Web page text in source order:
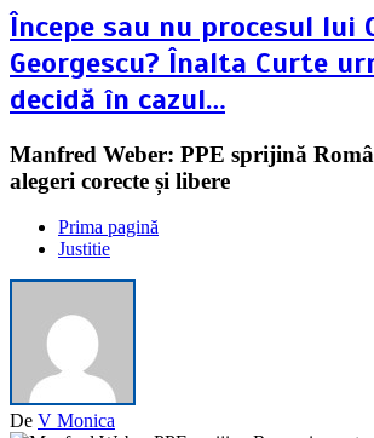
Începe sau nu procesul lui
Georgescu? Înalta Curte
decidă în cazul…
Manfred Weber: PPE sprijină
alegeri corecte și libere
Prima pagină
Justitie
De V Monica